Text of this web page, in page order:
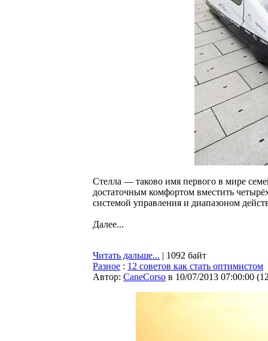
Стелла — таково имя первого в мире
достаточным комфортом вместить
системой управления и диапазоном
Далее...
Читать дальше... | 1092 байт
Разное : 12 советов как стать оптимистом
Автор: CaneCorso в 10/07/2013 07:00:00 (